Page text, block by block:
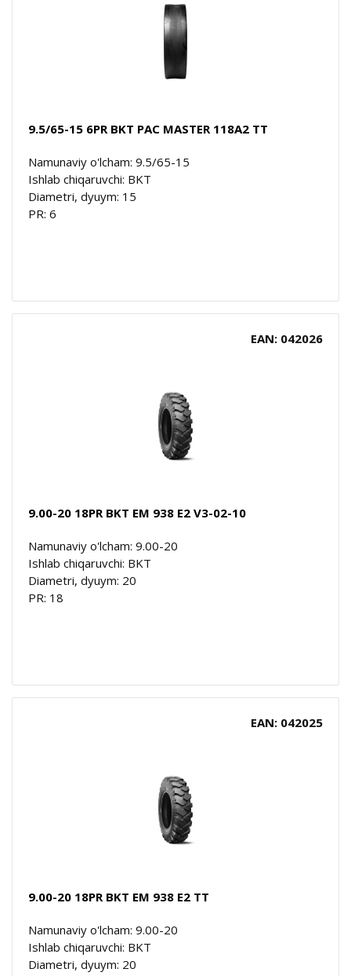
9.5/65-15 6PR BKT PAC MASTER 118A2 TT
Namunaviy o'lcham: 9.5/65-15
Ishlab chiqaruvchi: BKT
Diametri, dyuym: 15
PR: 6
EAN: 042026
9.00-20 18PR BKT EM 938 E2 V3-02-10
Namunaviy o'lcham: 9.00-20
Ishlab chiqaruvchi: BKT
Diametri, dyuym: 20
PR: 18
EAN: 042025
9.00-20 18PR BKT EM 938 E2 TT
Namunaviy o'lcham: 9.00-20
Ishlab chiqaruvchi: BKT
Diametri, dyuym: 20